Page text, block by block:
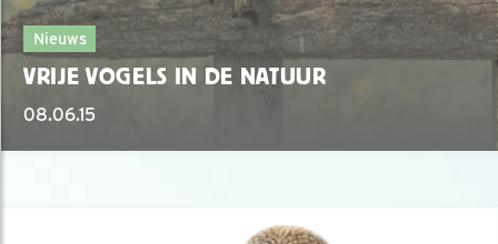
Nieuws
VRIJE VOGELS IN DE NATUUR
08.06.15